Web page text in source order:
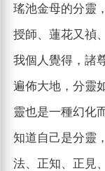
瑤池金母的分靈
授師、蓮花又禎
我個人覺得，諸
遍佈大地，分靈
靈也是一種幻化
知道自己是分靈
法、正知、正見